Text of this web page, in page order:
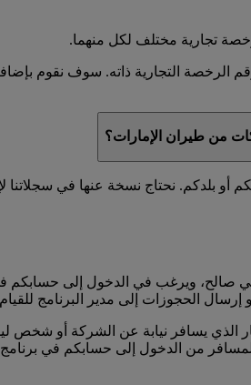
تجارية مختلف لكل منهما.
الرخصة التجارية ذاته. سوف نقوم
من طيران الإمارات؟
بلدكم. نحتاج نسخة عنها في سجلاتنا
صالح، ويرغب في الدخول إلى حسابكم
الحجوزات إلى مدير البرنامج للقيام
يسافر نيابة عن الشركة أو شخص
من الدخول إلى حسابكم في